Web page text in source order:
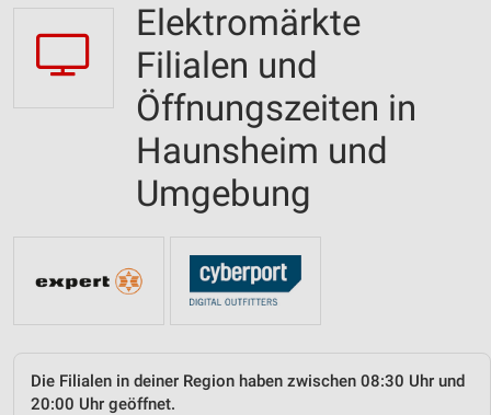
Elektromärkte
Filialen und
Öffnungszeiten in
Haunsheim und
Umgebung
Die Filialen in deiner Region haben zwischen 08:30 Uhr und
20:00 Uhr geöffnet.